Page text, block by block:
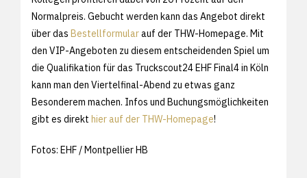
Normalpreis. Gebucht werden kann das Angebot direkt
über das Bestellformularauf der THW-Homepage. Mit
den VIP-Angeboten zu diesem entscheidenden Spiel um
die Qualifikation für das Truckscout24 EHF Final4 in Köln
kann man den Viertelfinal-Abend zu etwas ganz
Besonderem machen. Infos und Buchungsmöglichkeiten
gibt es direkt hier auf der THW-Homepage!
Fotos: EHF / Montpellier HB